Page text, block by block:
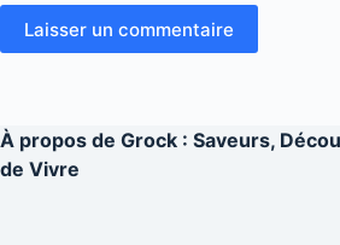
Laisser un commentaire
À propos de Grock : Saveurs,
de Vivre